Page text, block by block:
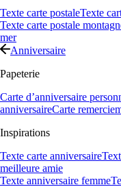
Texte carte postaleTexte
Texte carte postale
mer
Anniversaire
Papeterie
Carte d’anniversaire
anniversaireCarte
Inspirations
Texte carte anniversaire
meilleure amie
Texte anniversaire femme